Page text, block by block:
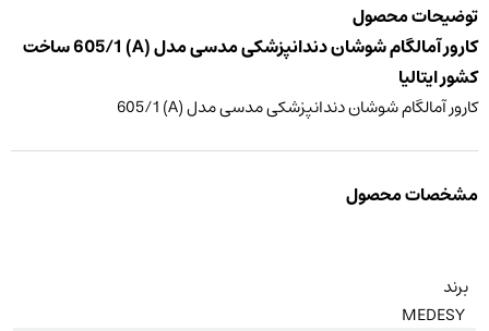
توضیحات محصول
کارور آمالگام شوشان دندانپزشکی مدسی مدل (A) 605/1 ساخت
کشور ایتالیا
کارور آمالگام شوشان دندانپزشکی مدسی مدل (A) 605/1
مشخصات محصول
برند
MEDESY